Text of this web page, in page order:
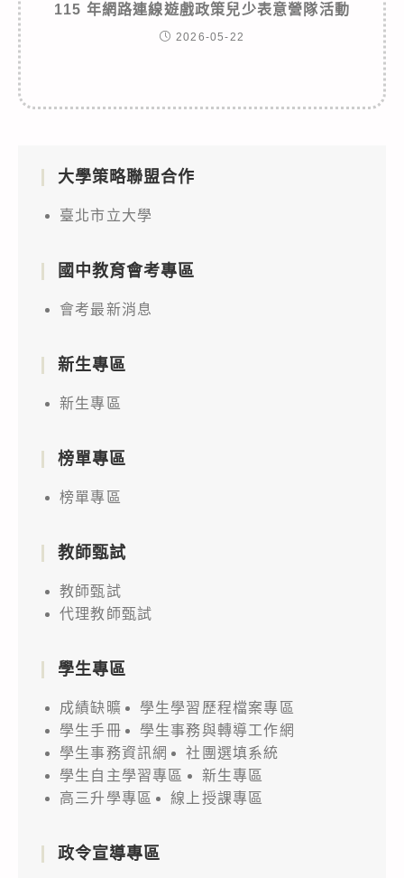
115 年網路連線遊戲政策兒少表意營隊活動
2026-05-22
大學策略聯盟合作
臺北市立大學
國中教育會考專區
會考最新消息
新生專區
新生專區
榜單專區
榜單專區
教師甄試
教師甄試
代理教師甄試
學生專區
成績缺曠
學生學習歷程檔案專區
學生手冊
學生事務與轉導工作網
學生事務資訊網
社團選填系統
學生自主學習專區
新生專區
高三升學專區
線上授課專區
政令宣導專區